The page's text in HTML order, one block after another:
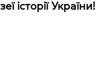
історії України!